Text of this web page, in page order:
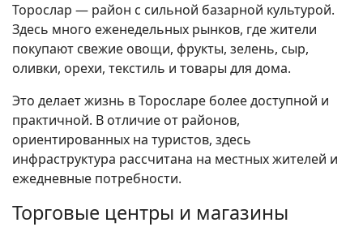
Торослар — район с сильной базарной культурой.
Здесь много еженедельных рынков, где жители
покупают свежие овощи, фрукты, зелень, сыр,
оливки, орехи, текстиль и товары для дома.
Это делает жизнь в Торосларе более доступной и
практичной. В отличие от районов,
ориентированных на туристов, здесь
инфраструктура рассчитана на местных жителей и
ежедневные потребности.
Торговые центры и магазины